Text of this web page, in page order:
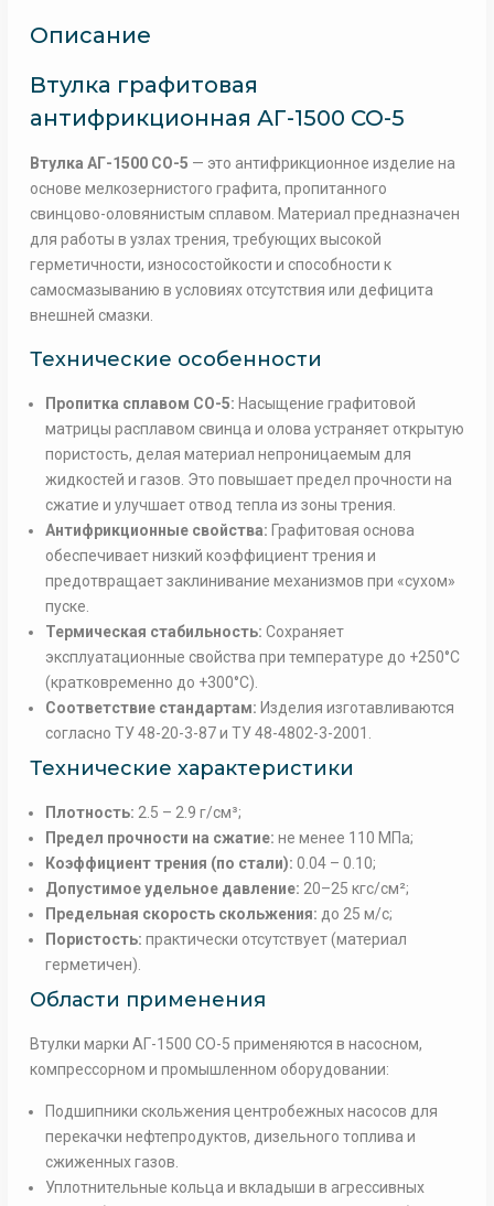
Описание
Втулка графитовая
антифрикционная АГ-1500 СО-5
Втулка АГ-1500 СО-5 — это антифрикционное изделие на
основе мелкозернистого графита, пропитанного
свинцово-оловянистым сплавом. Материал предназначен
для работы в узлах трения, требующих высокой
герметичности, износостойкости и способности к
самосмазыванию в условиях отсутствия или дефицита
внешней смазки.
Технические особенности
Пропитка сплавом СО-5: Насыщение графитовой
матрицы расплавом свинца и олова устраняет открытую
пористость, делая материал непроницаемым для
жидкостей и газов. Это повышает предел прочности на
сжатие и улучшает отвод тепла из зоны трения.
Антифрикционные свойства: Графитовая основа
обеспечивает низкий коэффициент трения и
предотвращает заклинивание механизмов при «сухом»
пуске.
Термическая стабильность: Сохраняет
эксплуатационные свойства при температуре до +250°C
(кратковременно до +300°C).
Соответствие стандартам: Изделия изготавливаются
согласно ТУ 48-20-3-87 и ТУ 48-4802-3-2001.
Технические характеристики
Плотность: 2.5 – 2.9 г/см³;
Предел прочности на сжатие: не менее 110 МПа;
Коэффициент трения (по стали): 0.04 – 0.10;
Допустимое удельное давление: 20–25 кгс/см²;
Предельная скорость скольжения: до 25 м/с;
Пористость: практически отсутствует (материал
герметичен).
Области применения
Втулки марки АГ-1500 СО-5 применяются в насосном,
компрессорном и промышленном оборудовании:
Подшипники скольжения центробежных насосов для
перекачки нефтепродуктов, дизельного топлива и
сжиженных газов.
Уплотнительные кольца и вкладыши в агрессивных